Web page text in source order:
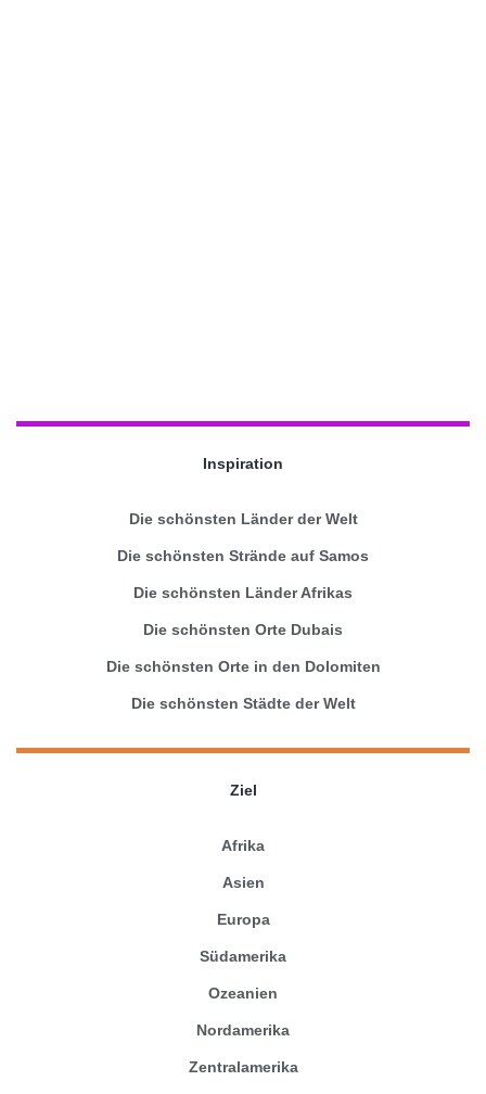
Inspiration
Die schönsten Länder der Welt
Die schönsten Strände auf Samos
Die schönsten Länder Afrikas
Die schönsten Orte Dubais
Die schönsten Orte in den Dolomiten
Die schönsten Städte der Welt
Ziel
Afrika
Asien
Europa
Südamerika
Ozeanien
Nordamerika
Zentralamerika